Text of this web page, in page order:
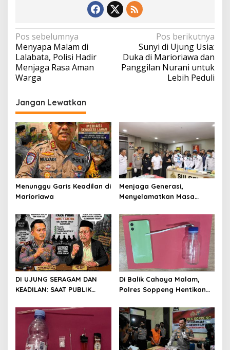
Navigasi
pos
Pos sebelumnya
Menyapa Malam di
Lalabata, Polisi Hadir
Menjaga Rasa Aman
Warga
Pos berikutnya
Sunyi di Ujung Usia:
Duka di Marioriawa dan
Panggilan Nurani untuk
Lebih Peduli
Jangan Lewatkan
Menunggu Garis Keadilan di
Marioriawa
Menjaga Generasi,
Menyelamatkan Masa
Teguhkan Perang Melawan
Narkotika
DI UJUNG SERAGAM DAN
KEADILAN: SAAT PUBLIK
SENGKETA KEBUN DI
MARIORIAWA
Di Balik Cahaya Malam,
Polres Soppeng Hentikan